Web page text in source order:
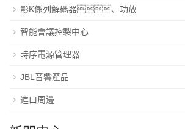
影K係列解碼器、功放
智能會議控製中心
時序電源管理器
JBL音響產品
進口周邊